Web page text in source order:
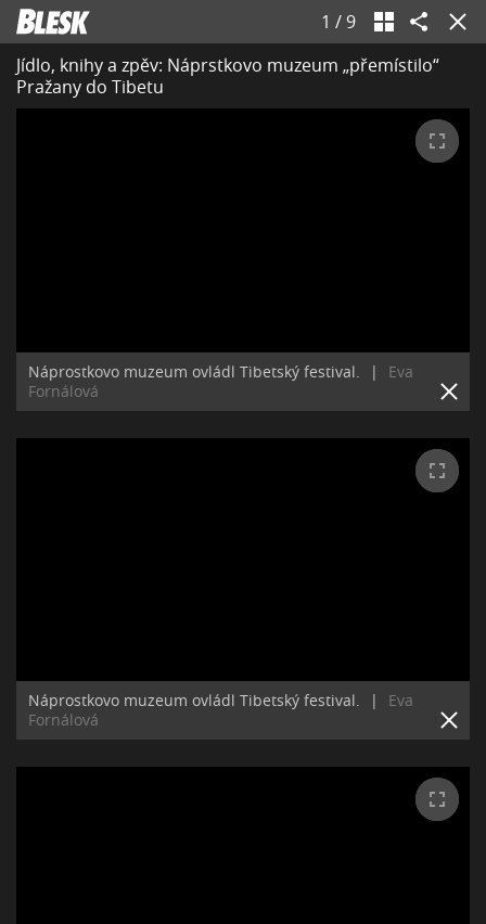
1 / 9
Jídlo, knihy a zpěv: Náprstkovo muzeum „přemístilo“
Pražany do Tibetu
Náprostkovo muzeum ovládl Tibetský festival. |
Eva
Fornálová
Náprostkovo muzeum ovládl Tibetský festival. |
Eva
Fornálová